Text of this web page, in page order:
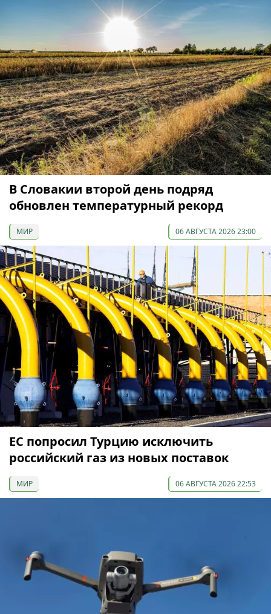
В Словакии второй день подряд
обновлен температурный рекорд
МИР 06 АВГУСТА 2026 23:00
ЕС попросил Турцию исключить
российский газ из новых поставок
МИР 06 АВГУСТА 2026 22:53